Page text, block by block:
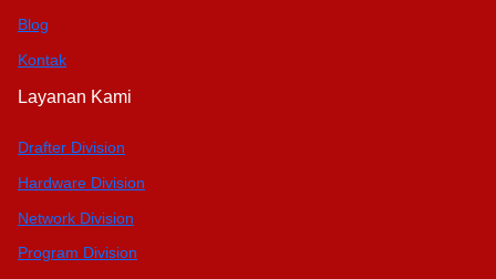
Blog
Kontak
Layanan Kami
Drafter Division
Hardware Division
Network Division
Program Division